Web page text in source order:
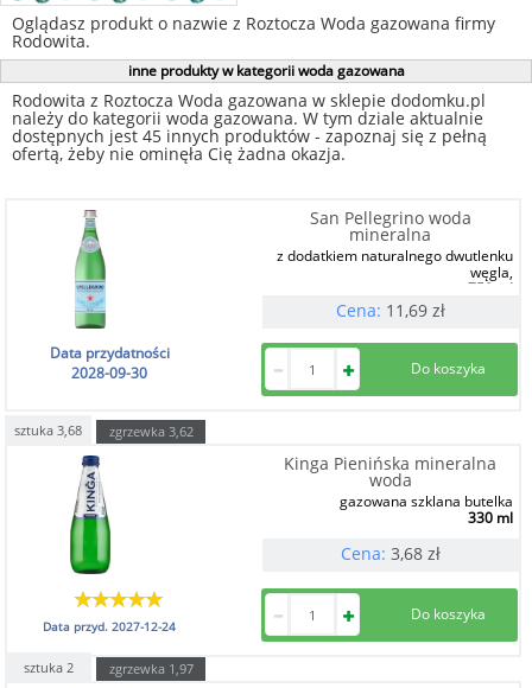
Oglądasz produkt o nazwie z Roztocza Woda gazowana firmy
Rodowita.
inne produkty w kategorii woda gazowana
Rodowita z Roztocza Woda gazowana w sklepie dodomku.pl
należy do kategorii woda gazowana. W tym dziale aktualnie
dostępnych jest 45 innych produktów - zapoznaj się z pełną
ofertą, żeby nie ominęła Cię żadna okazja.
San Pellegrino woda
mineralna
z dodatkiem naturalnego dwutlenku
węgla,
750 ml
Cena: 11,69 zł
Data przydatności
2028-09-30
sztuka 3,68 zgrzewka 3,62
Kinga Pienińska mineralna
woda
gazowana szklana butelka
330 ml
Cena: 3,68 zł
Data przyd.2027-12-24
sztuka 2 zgrzewka 1,97